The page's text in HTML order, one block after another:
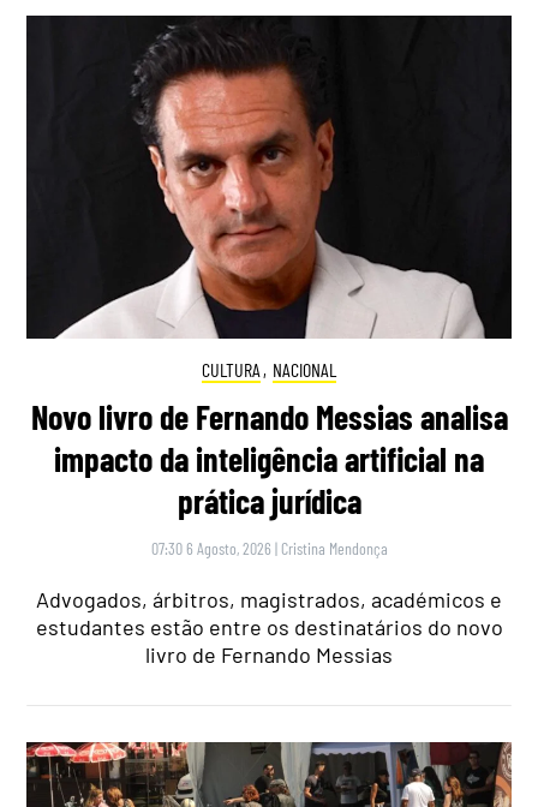
CULTURA , NACIONAL
Novo livro de Fernando Messias analisa
impacto da inteligência artificial na
prática jurídica
07:30 6 Agosto, 2026 | Cristina Mendonça
Advogados, árbitros, magistrados, académicos e
estudantes estão entre os destinatários do novo
livro de Fernando Messias